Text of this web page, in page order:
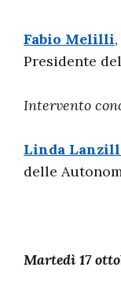
Fabio Melilli
Presidente
Intervento
Linda
delle
Martedì 17